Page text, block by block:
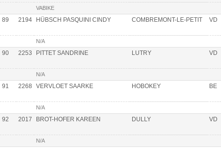
VABIKE
89 2194 HÜBSCH PASQUINI CINDY COMBREMONT-LE-PETIT VD
N/A
90 2253 PITTET SANDRINE LUTRY VD
N/A
91 2268 VERVLOET SAARKE HOBOKEY BE
N/A
92 2017 BROT-HOFER KAREEN DULLY VD
N/A